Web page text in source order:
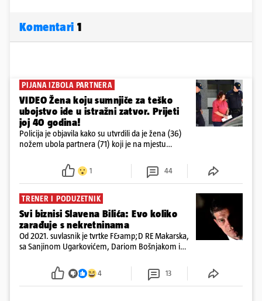
Komentari 1
PIJANA IZBOLA PARTNERA
VIDEO Žena koju sumnjiče za teško
ubojstvo ide u istražni zatvor. Prijeti
joj 40 godina!
Policija je objavila kako su utvrdili da je žena (36)
nožem ubola partnera (71) koji je na mjestu
ispitali i poslali u istražni zatvor
1 44
TRENER I PODUZETNIK
Svi biznisi Slavena Bilića: Evo koliko
zarađuje s nekretninama
Od 2021. suvlasnik je tvrtke F&amp;D RE Makarska,
sa Sanjinom Ugarkovićem, Dariom Bošnjakom i
poslovanje nekretninama, a od osnutka nema
zaposlenih
4 13